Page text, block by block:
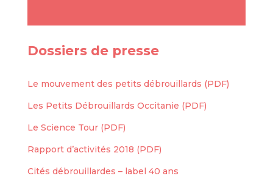
Dossiers de presse
Le mouvement des petits débrouillards (PDF)
Les Petits Débrouillards Occitanie (PDF)
Le Science Tour (PDF)
Rapport d’activités 2018 (PDF)
Cités débrouillardes – label 40 ans